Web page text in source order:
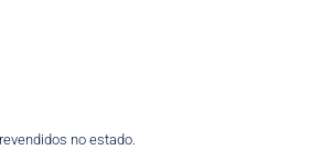
no estado.